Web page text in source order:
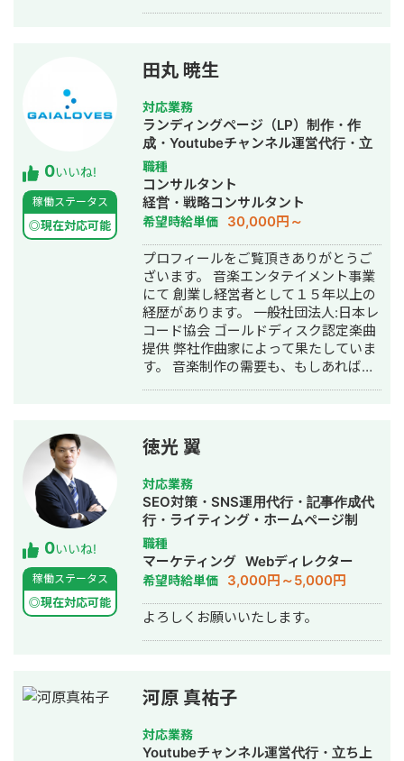
支援に従事。特にBtoBマーケティン
グ、リードジェネレーション、SEO戦
略の領域で支援実績を重ねる。 2021年
6月、デジタルマーケティング支援を手
がける株式会社deltaを設立、代表取締
役に就任。20社以上のクライアントの
事業成長を支援している。WEBマーケ
ティング戦略の立案から実行支援、社
内体制の構築まで、包括的なサポート
を提供。 得意領域は①SEO対策
②MEO対策③リスティング広告の3
つ。 https://delta-web.co.jp/ 【実績】
・関西エリアの不用品回収会社様 ご依
頼内容：飛び込みで集客していたが、
WEBでの集客を始めたい 施策：まずは
すぐに結果のでるリスティング広告か
ら始めることを提案。 不用品回収業者
は悪質業者が多いことから、安心・安
全を訴求したLPを作成しリスティング
の引越し業者様 ご依頼内容：リスティ
ング広告からの売上があまり上がらな
い。 またSEO対策を行ってリスティン
グ広告の予算を減らしたい。 施策：リ
スティング広告の予算を少しずつ減ら
しながら、SEOの記事作成を開始。 結
果：リスティング広告はターゲットを
単身から家族へ変更することで売上向
上。 またCPAも5000円から3000円ま
で低下。 SEO対策は開始から1年で2万
PVを達成し、月間の問い合わせ数が
5〜10件継続的に発生。 ・東京の不用
0いいね!
稼働ステータス
◎現在対応可能
田丸 暁生
対応業務
ランディングページ（LP）制作・作
成・Youtubeチャンネル運営代行・立
ち上げ・新規事業立上・SNS運用代
行・リスティング広告運用代行・作曲
職種
コンサルタント
経営・戦略コンサルタント
希望時給単価 30,000円～
プロフィールをご覧頂きありがとうご
ざいます。 音楽エンタテイメント事業
にて 創業し経営者として１５年以上の
経歴があります。 一般社団法人:日本レ
コード協会 ゴールドディスク認定楽曲
提供 弊社作曲家によって果たしていま
す。 音楽制作の需要も、もしあればお
す。 実績ある音楽家が提供した楽曲は
フリー音楽と比較し ブランディングに
もなりえます。 事業を営む過程にて
WEBマーケを習得、実践し、 実際の業
務に生かしてきた知見を 提供するサー
ビスも開始させて頂きました。 また、
大手レコード会社各社:大手芸能関係の
会社とのパイプを生かし 著名人のアサ
インに関しては速やかな対応が可能で
あり、 WEBマーケティングとドッキン
グさせる事で オリジナリティのあるブ
ランディング戦略 や集客戦略の立案を
談まで 専門家とのネットワークにより
柔軟に対応していきます。 まずは、お
気軽にご相談下さい。 音楽事業WEBサ
イト
0いいね!
稼働ステータス
◎現在対応可能
徳光 翼
対応業務
SEO対策・SNS運用代行・記事作成代
行・ライティング・ホームページ制
作・作成・AI活用
職種
マーケティング Webディレクター
希望時給単価 3,000円～5,000円
よろしくお願いいたします。
河原 真祐子
対応業務
Youtubeチャンネル運営代行・立ち上